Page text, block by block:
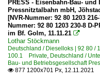
PRESS - Eisenbahn-Bau- und
Pressnitztalbahn mbH,
[NVR-Nummer: 92 80 1203
Nummer: 92 80 1203 230-8
im Bf. Golm, 11.11.21 
Lothar Stöckmann
Deutschland / Dieselloks | 92
100.1 Private Deutschland /
Bau- und Betriebsgesellschaft
 877 1200x701 Px, 12.11.2021